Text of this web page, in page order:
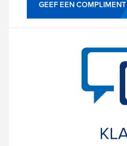
GEEF EEN COMPLIMENT